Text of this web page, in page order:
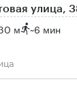
улица,
м ~6 мин